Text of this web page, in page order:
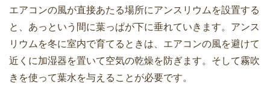
エアコンの風が直接あたる場所にアンスリウムを設置する
と、あっという間に葉っぱが下に垂れていきます。アンス
リウムを冬に室内で育てるときは、エアコンの風を避けて
近くに加湿器を置いて空気の乾燥を防ぎます。そして霧吹
きを使って葉水を与えることが必要です。